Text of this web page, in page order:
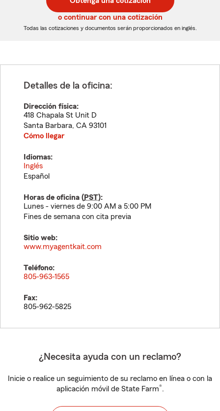
de
5
dígitos
de
5
dígitos
o continuar con una cotización
Todas las cotizaciones y documentos serán proporcionados en inglés.
Detalles de la oficina:
Dirección física:
418 Chapala St Unit D
Santa Barbara, CA 93101
Cómo llegar
Idiomas:
Inglés
Español
Horas de oficina (PST):
Lunes - viernes de 9:00 AM a 5:00 PM
Fines de semana con cita previa
Sitio web:
www.myagentkait.com
Teléfono:
805-963-1565
Fax:
805-962-5825
¿Necesita ayuda con un reclamo?
Inicie o realice un seguimiento de su reclamo en línea o con la
aplicación móvil de State Farm®.